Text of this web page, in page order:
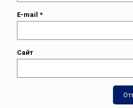
E-mail *
Сайт